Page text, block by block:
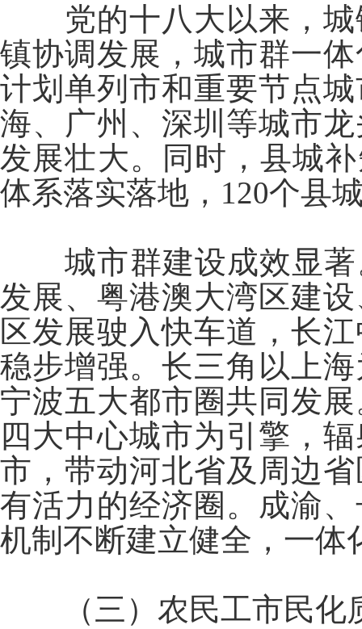
党的十八大以来，
镇协调发展，城市群一
计划单列市和重要节点
海、广州、深圳等城市
发展壮大。同时，县城
体系落实落地，120个县
城市群建设成效显
发展、粤港澳大湾区建
区发展驶入快车道，长
稳步增强。长三角以上
宁波五大都市圈共同发
四大中心城市为引擎，
市，带动河北省及周边
有活力的经济圈。成渝
机制不断建立健全，一体
（三）农民工市民